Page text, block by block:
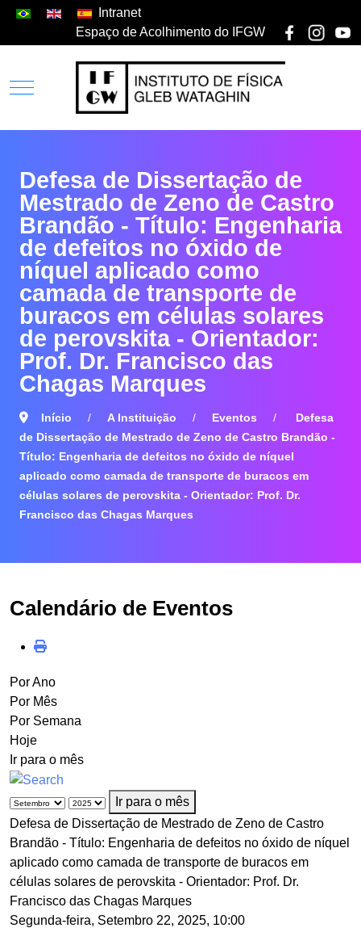
Intranet
Espaço de Acolhimento do IFGW
Defesa de Dissertação de
Mestrado de Zeno de Castro
Brandão - Título: Engenharia
de defeitos no óxido de
níquel aplicado como
camada de transporte de
buracos em células solares
de perovskita - Orientador:
Prof. Dr. Francisco das
Chagas Marques
Início A Instituição Eventos
Defesa
de Dissertação de Mestrado de Zeno de Castro Brandão -
Título: Engenharia de defeitos no óxido de níquel
aplicado como camada de transporte de buracos em
células solares de perovskita - Orientador: Prof. Dr.
Francisco das Chagas Marques
Calendário de Eventos
Por Ano
Por Mês
Por Semana
Hoje
Ir para o mês
Ir para o mês
Defesa de Dissertação de Mestrado de Zeno de Castro
Brandão - Título: Engenharia de defeitos no óxido de níquel
aplicado como camada de transporte de buracos em
células solares de perovskita - Orientador: Prof. Dr.
Francisco das Chagas Marques
Segunda-feira, Setembro 22, 2025, 10:00